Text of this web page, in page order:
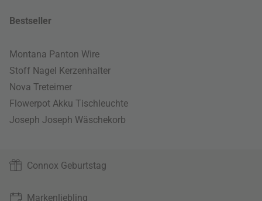
Bestseller
Montana Panton Wire
Stoff Nagel Kerzenhalter
Nova Treteimer
Flowerpot Akku Tischleuchte
Joseph Joseph Wäschekorb
Connox Geburtstag
Markenliebling